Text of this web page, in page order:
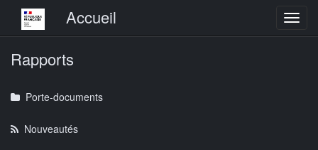
Menu principalAccueil
Rapports
Porte-documents
Nouveautés